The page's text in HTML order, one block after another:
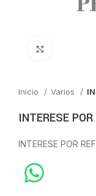
Inicio Varios
INTERESE
INTERESE POR